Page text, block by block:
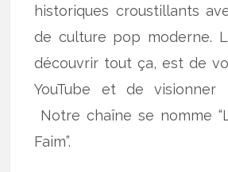
historiques croustillants
de culture pop moderne.
découvrir tout ça, est de
YouTube et de visionner
Notre chaîne se nomme
Faim”.